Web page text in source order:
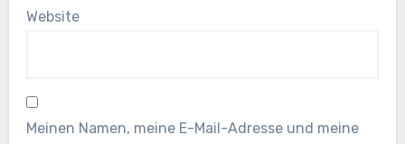
Website
Meinen Namen, meine E-Mail-Adresse und meine